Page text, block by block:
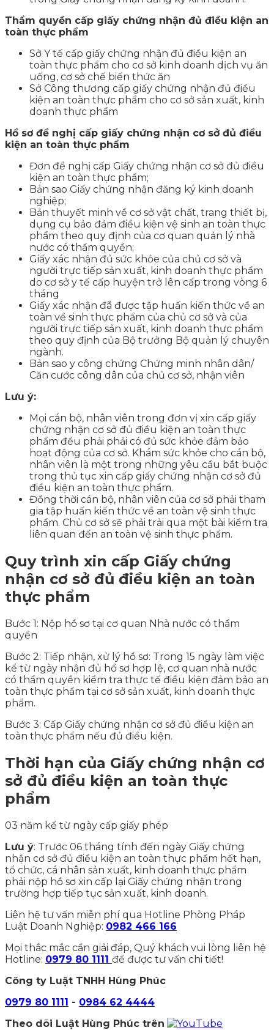
Thẩm quyền cấp giấy chứng nhận đủ điều kiện an
toàn thực phẩm
Sở Y tế cấp giấy chứng nhận đủ điều kiện an
toàn thực phẩm cho cơ sở kinh doanh dịch vụ ăn
uống, cơ sở chế biến thức ăn
Sở Công thương cấp giấy chứng nhận đủ điều
kiện an toàn thực phẩm cho cơ sở sản xuất, kinh
doanh thực phẩm
Hồ sơ đề nghị cấp giấy chứng nhận cơ sở đủ điều
kiện an toàn thực phẩm
Đơn đề nghị cấp Giấy chứng nhận cơ sở đủ điều
kiện an toàn thực phẩm;
Bản sao Giấy chứng nhận đăng ký kinh doanh
nghiệp;
Bản thuyết minh về cơ sở vật chất, trang thiết bị,
dụng cụ bảo đảm điều kiện vệ sinh an toàn thực
phẩm theo quy định của cơ quan quản lý nhà
nước có thẩm quyền;
Giấy xác nhận đủ sức khỏe của chủ cơ sở và
người trực tiếp sản xuất, kinh doanh thực phẩm
do cơ sở y tế cấp huyện trở lên cấp trong vòng 6
tháng
Giấy xác nhận đã được tập huấn kiến thức về an
toàn về sinh thực phẩm của chủ cơ sở và của
người trực tiếp sản xuất, kinh doanh thực phẩm
theo quy định của Bộ trưởng Bộ quản lý chuyên
ngành.
Bản sao y công chứng Chứng minh nhân dân/
Căn cước công dân của chủ cơ sở, nhận viên
Lưu ý:
Mọi cán bộ, nhân viên trong đơn vị xin cấp giấy
chứng nhận cơ sở đủ điều kiện an toàn thực
phẩm đều phải phải có đủ sức khỏe đảm bảo
hoạt động của cơ sở. Khám sức khỏe cho cán bộ,
nhân viên là một trong những yêu cầu bắt buộc
trong thủ tục xin cấp giấy chứng nhận cơ sở đủ
điều kiện an toàn thực phẩm.
Đồng thời cán bộ, nhân viên của cơ sở phải tham
gia tập huấn kiến thức về an toàn vệ sinh thực
phẩm. Chủ cơ sở sẽ phải trải qua một bài kiểm tra
liên quan đến an toàn vệ sinh thực phẩm.
Quy trình xin cấp Giấy chứng
nhận cơ sở đủ điều kiện an toàn
thực phẩm
Bước 1: Nộp hồ sơ tại cơ quan Nhà nước có thẩm
quyền
Bước 2: Tiếp nhận, xử lý hồ sơ: Trong 15 ngày làm việc
kể từ ngày nhận đủ hồ sơ hợp lệ, cơ quan nhà nước
có thẩm quyền kiểm tra thực tế điều kiện đảm bảo an
toàn thực phẩm tại cơ sở sản xuất, kinh doanh thực
phẩm.
Bước 3: Cấp Giấy chứng nhận cơ sở đủ điều kiện an
toàn thực phẩm nếu đủ điều kiện.
Thời hạn của Giấy chứng nhận cơ
sở đủ điều kiện an toàn thực
phẩm
03 năm kể từ ngày cấp giấy phép
Lưu ý: Trước 06 tháng tính đến ngày Giấy chứng
nhận cơ sở đủ điều kiện an toàn thực phẩm hết hạn,
tổ chức, cá nhân sản xuất, kinh doanh thực phẩm
phải nộp hồ sơ xin cấp lại Giấy chứng nhận trong
trường hợp tiếp tục sản xuất, kinh doanh.
Liên hệ tư vấn miễn phí qua Hotline Phòng Pháp
Luật Doanh Nghiệp: 0982 466 166
Mọi thắc mắc cần giải đáp, Quý khách vui lòng liên hệ
Hotline: 0979 80 1111 để được tư vấn chi tiết!
Công ty Luật TNHH Hùng Phúc
0979 80 1111 - 0984 62 4444
Theo dõi Luật Hùng Phúc trên